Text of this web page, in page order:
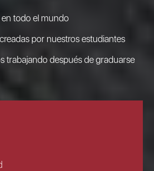
todo el mundo
por nuestros estudiantes
trabajando después de graduarse